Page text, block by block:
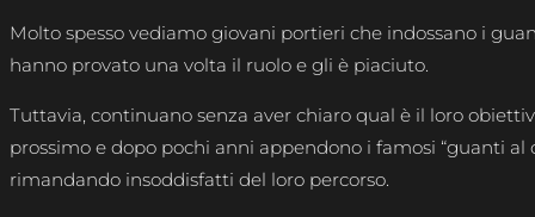
Molto spesso vediamo giovani portieri che indossano i
hanno provato una volta il ruolo e gli è piaciuto.
Tuttavia, continuano senza aver chiaro qual è il loro
prossimo e dopo pochi anni appendono i famosi “guanti al
rimandando insoddisfatti del loro percorso.